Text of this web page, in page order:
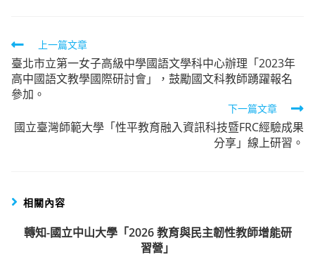
Read
more
articles
上一篇文章
臺北市立第一女子高級中學國語文學科中心辦理「2023年
高中國語文教學國際研討會」，鼓勵國文科教師踴躍報名
參加。
下一篇文章
國立臺灣師範大學「性平教育融入資訊科技暨FRC經驗成果
分享」線上研習。
相關內容
轉知-國立中山大學「2026 教育與民主韌性教師增能研
習營」